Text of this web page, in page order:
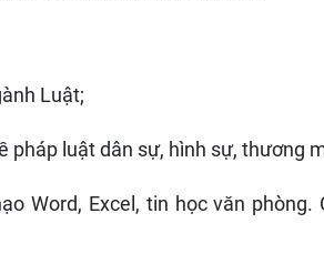
Luật;
pháp luật dân sự, hình sự, thương
Word, Excel, tin học văn